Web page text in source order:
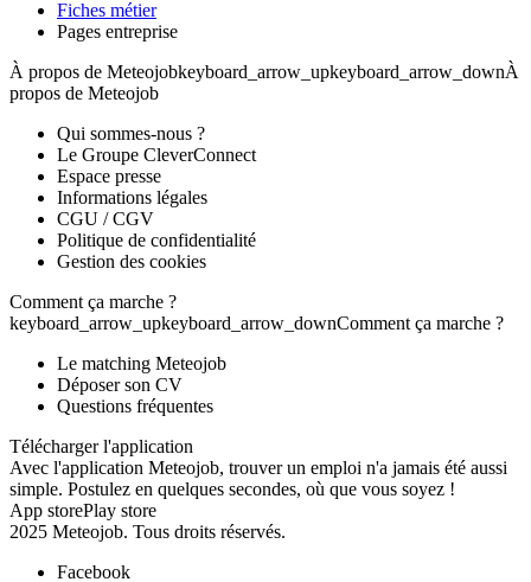
Fiches métier
Pages entreprise
À propos de Meteojobkeyboard_arrow_upkeyboard_arrow_downÀ
propos de Meteojob
Qui sommes-nous ?
Le Groupe CleverConnect
Espace presse
Informations légales
CGU /CGV
Politique de confidentialité
Gestion des cookies
Comment ça marche ?
keyboard_arrow_upkeyboard_arrow_downComment ça marche ?
Le matching Meteojob
Déposer son CV
Questions fréquentes
Télécharger l'application
Avec l'application Meteojob, trouver un emploi n'a jamais été aussi
simple. Postulez en quelques secondes, où que vous soyez !
App storePlay store
2025 Meteojob. Tous droits réservés.
Facebook